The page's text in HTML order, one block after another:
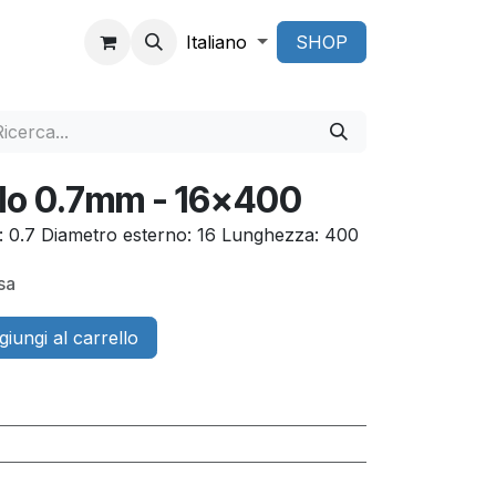
Italiano SHOP
0.7mm - 16x400
0.7 Diametro esterno: 16 Lunghezza: 400
al carrello